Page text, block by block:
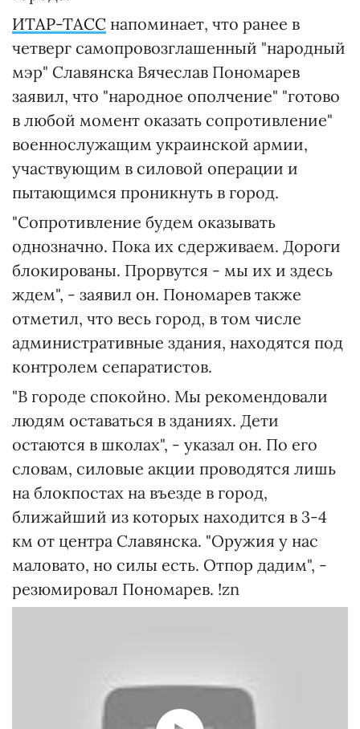
ИТАР-ТАСС напоминает, что ранее в
четверг самопровозглашенный "народный
мэр" Славянска Вячеслав Пономарев
заявил, что "народное ополчение" "готово
в любой момент оказать сопротивление"
военнослужащим украинской армии,
участвующим в силовой операции и
пытающимся проникнуть в город.
"Сопротивление будем оказывать
однозначно. Пока их сдерживаем. Дороги
блокированы. Прорвутся - мы их и здесь
ждем", - заявил он. Пономарев также
отметил, что весь город, в том числе
административные здания, находятся под
контролем сепаратистов.
"В городе спокойно. Мы рекомендовали
людям оставаться в зданиях. Дети
остаются в школах", - указал он. По его
словам, силовые акции проводятся лишь
на блокпостах на въезде в город,
ближайший из которых находится в 3-4
км от центра Славянска. "Оружия у нас
маловато, но силы есть. Отпор дадим", -
резюмировал Пономарев. !zn